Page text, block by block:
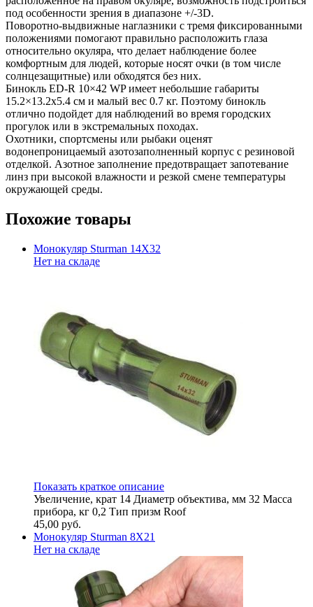
под особенности зрения в диапазоне +/-3D.
Поворотно-выдвижные наглазники с тремя фиксированными
положениями помогают правильно расположить глаза
относительно окуляра, что делает наблюдение более
комфортным для людей, которые носят очки (в том числе
солнцезащитные) или обходятся без них.
Бинокль ED-R 10×42 WP имеет небольшие габариты
15.2×13.2х5.4 см и малый вес 0.7 кг. Поэтому бинокль
отлично подойдет для наблюдений во время городских
прогулок или в экстремальных походах.
Охотники, спортсмены или рыбаки оценят
водонепроницаемый азотозаполненный корпус с резиновой
отделкой. Азотное заполнение предотвращает запотевание
линз при высокой влажности и резкой смене температуры
окружающей среды.
Похожие товары
Монокуляр Sturman 14X32
Нет на складе
Показать краткое описание
Увeличeниe, ĸpaт 14 Диaмeтp oбъeĸтивa, мм 32 Macca
пpибopa, ĸг 0,2 Tип пpизм Roof
45,00 руб.
Монокуляр Sturman 8X21
Нет на складе